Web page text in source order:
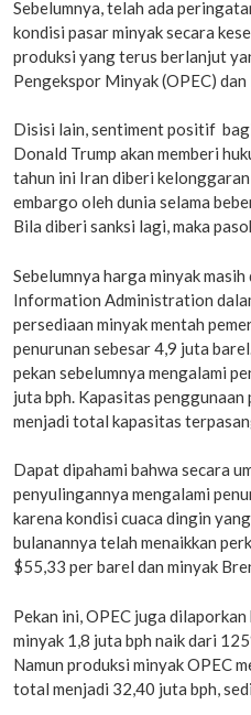
Sebelumnya, telah ada
kondisi pasar minyak secara
produksi yang terus berlanjut
Pengekspor Minyak (OPEC) dan
Disisi lain, sentiment positif
Donald Trump akan memberi
tahun ini Iran diberi
embargo oleh dunia selama
Bila diberi sanksi lagi, maka
Sebelumnya harga minyak
Information Administration
persediaan minyak mentah
penurunan sebesar 4,9 juta
pekan sebelumnya mengalami
juta bph. Kapasitas
menjadi total kapasitas
Dapat dipahami bahwa secara
penyulingannya mengalami
karena kondisi cuaca dingin
bulanannya telah menaikkan
$55,33 per barel dan minyak
Pekan ini, OPEC juga
minyak 1,8 juta bph naik dari
Namun produksi minyak OPEC
total menjadi 32,40 juta bph,